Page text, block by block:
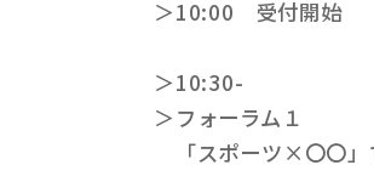
＞10:00 受付開始
＞10:30-
＞フォーラム１
「スポーツ×〇〇」